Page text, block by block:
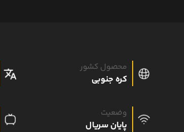
محصول کشور
کره جنوبی
وضعیت
پایان سریال